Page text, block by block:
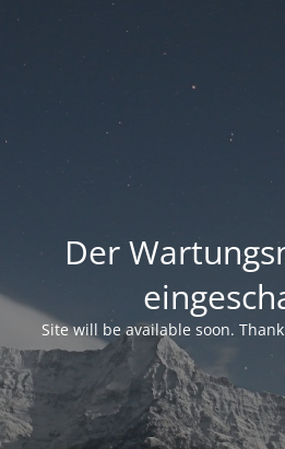
Der
Site will be available soon.